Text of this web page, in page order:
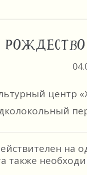
РОЖДЕСТВО
центр
на
также